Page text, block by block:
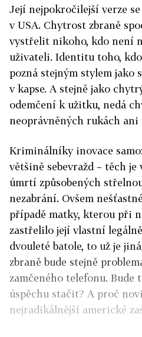
Její nejpokročilejší verze
v USA. Chytrost zbraně
vystřelit nikoho, kdo není
uživateli. Identitu toho,
pozná stejným stylem jako
v kapse. A stejně jako
odemčení k užitku, nedá
neoprávněných rukách ani
Kriminálníky inovace
většině sebevražd – těch
úmrtí způsobených
nezabrání. Ovšem
případě matky, kterou při
zastřelilo její vlastní
dvouleté batole, to už je
zbraně bude stejně
zamčeného telefonu. Bude
úspěchu stačit? A proč
nejradikálnější americké